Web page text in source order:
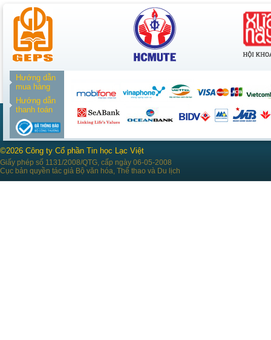
Hướng dẫn
mua hàng
Hướng dẫn
thanh toán
©2026 Công ty Cổ phần Tin học Lạc Việt
Giấy phép số 1131/2008/QTG, cấp ngày 06-05-2008
Cục bản quyền tác giả Bộ văn hóa, Thể thao và Du lịch